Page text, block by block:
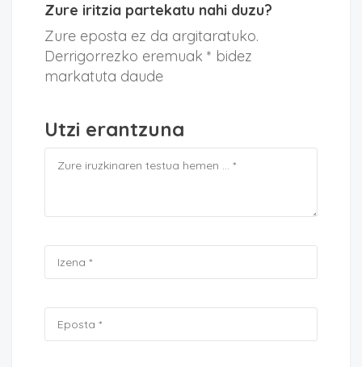
Zure iritzia partekatu nahi duzu?
Zure eposta ez da argitaratuko.
Derrigorrezko eremuak * bidez
markatuta daude
Utzi erantzuna